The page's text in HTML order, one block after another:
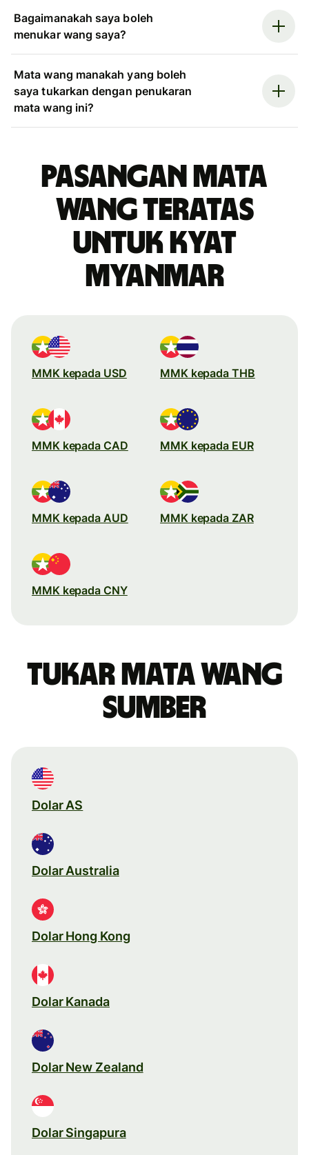
Bagaimanakah saya boleh
menukar wang saya?
Mata wang manakah yang boleh
saya tukarkan dengan penukaran
mata wang ini?
Pasangan mata
wang teratas
untuk kyat
Myanmar
MMK kepada USD MMK kepada THB
MMK kepada CAD MMK kepada EUR
MMK kepada AUD MMK kepada ZAR
MMK kepada CNY
Tukar mata wang
sumber
Dolar AS
Dolar Australia
Dolar Hong Kong
Dolar Kanada
Dolar New Zealand
Dolar Singapura